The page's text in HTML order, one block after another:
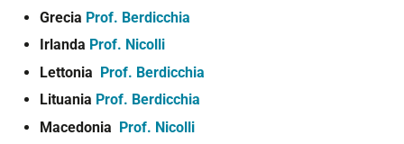
Grecia Prof. Berdicchia
Irlanda Prof. Nicolli
Lettonia Prof. Berdicchia
Lituania Prof. Berdicchia
Macedonia Prof. Nicolli